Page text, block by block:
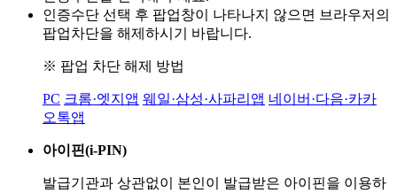
인증수단 선택 후 팝업창이 나타나지 않으면 브라우저의
팝업차단을 해제하시기 바랍니다.
※ 팝업 차단 해제 방법
PC 크롬·엣지앱 웨일·삼성·사파리앱 네이버·다음·카카
오톡앱
아이핀(i-PIN)
발급기관과 상관없이 본인이 발급받은 아이핀을 이용하